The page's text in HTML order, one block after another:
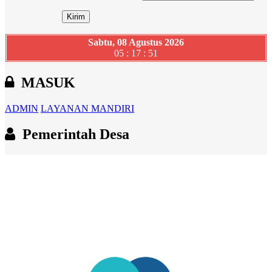
Sabtu, 08 Agustus 2026
05 : 17 : 52
MASUK
ADMIN LAYANAN MANDIRI
Pemerintah Desa